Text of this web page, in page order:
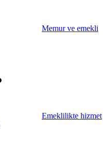
Memur ve emekli
Emeklilikte hizmet